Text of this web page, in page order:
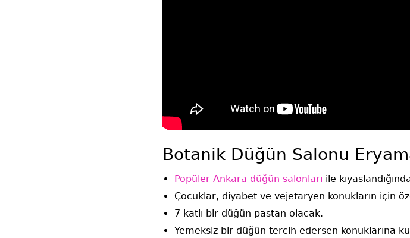
Botanik Düğün Salonu
Popüler Ankara düğün salonları ile
Çocuklar, diyabet ve vejetaryen konukların için
7 katlı bir düğün pastan olacak.
Yemeksiz bir düğün tercih edersen konuklarına